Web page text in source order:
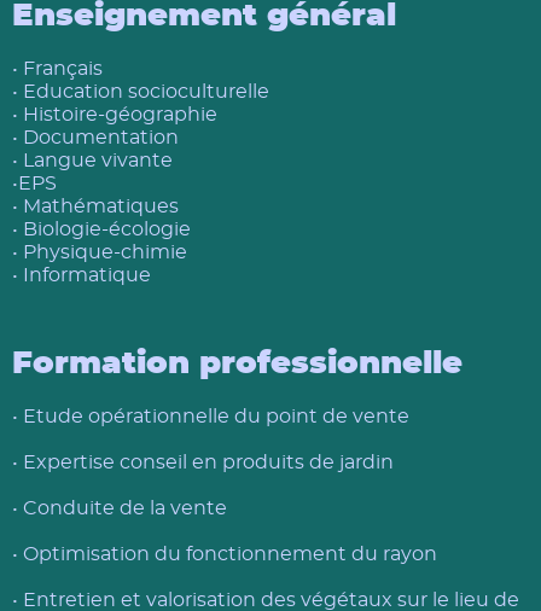
Enseignement général
• Français
• Education socioculturelle
• Histoire-géographie
• Documentation
• Langue vivante
•EPS
• Mathématiques
• Biologie-écologie
• Physique-chimie
• Informatique
Formation professionnelle
• Etude opérationnelle du point de vente
• Expertise conseil en produits de jardin
• Conduite de la vente
• Optimisation du fonctionnement du rayon
• Entretien et valorisation des végétaux sur le lieu de